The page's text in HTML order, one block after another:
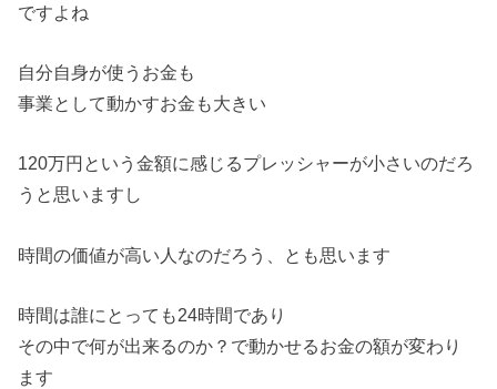
ですよね
自分自身が使うお金も
事業として動かすお金も大きい
120万円という金額に感じるプレッシャーが小さいのだろ
うと思いますし
時間の価値が高い人なのだろう、とも思います
時間は誰にとっても24時間であり
その中で何が出来るのか？で動かせるお金の額が変わり
ます